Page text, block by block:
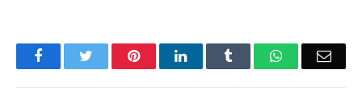
FacebookTwitter PinterestLinkedIn Tumblr WhatsApp